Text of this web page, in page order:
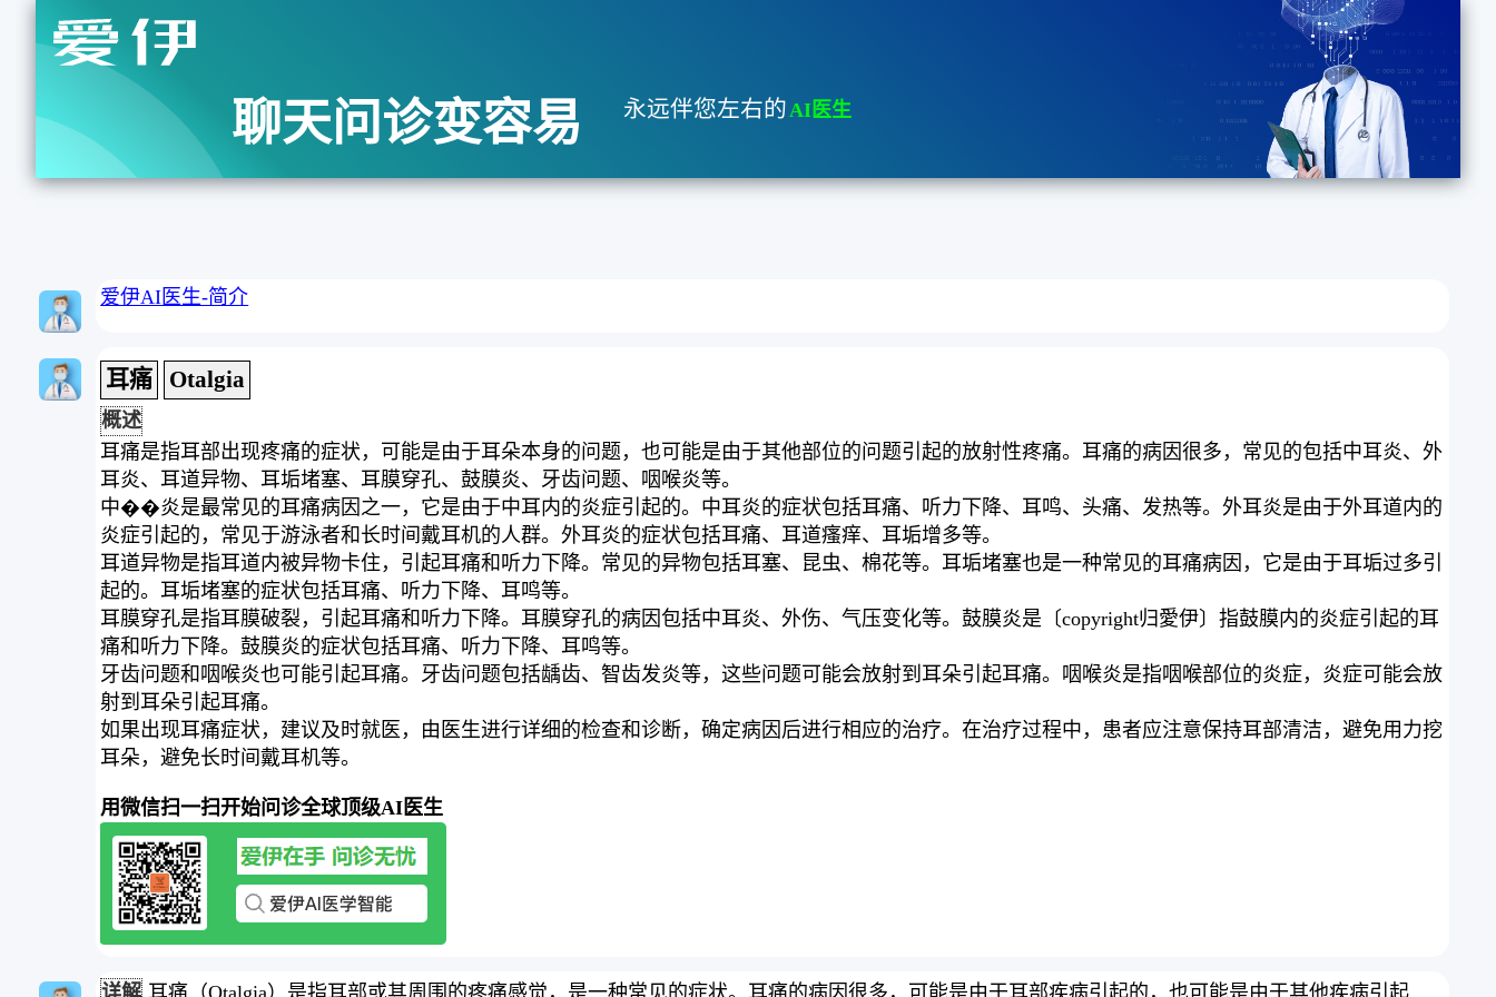
聊天问诊变容易 永远伴您左右的AI医生
爱伊AI医生-简介
耳痛 Otalgia
概述
耳痛是指耳部出现疼痛的症状，可能是由于耳朵本身的问题，也可能是由于其他部位的问题引起的放射性疼痛。耳痛的病因很多，常见的包括中耳炎、外
耳炎、耳道异物、耳垢堵塞、耳膜穿孔、鼓膜炎、牙齿问题、咽喉炎等。
中��炎是最常见的耳痛病因之一，它是由于中耳内的炎症引起的。中耳炎的症状包括耳痛、听力下降、耳鸣、头痛、发热等。外耳炎是由于外耳道内的
炎症引起的，常见于游泳者和长时间戴耳机的人群。外耳炎的症状包括耳痛、耳道瘙痒、耳垢增多等。
耳道异物是指耳道内被异物卡住，引起耳痛和听力下降。常见的异物包括耳塞、昆虫、棉花等。耳垢堵塞也是一种常见的耳痛病因，它是由于耳垢过多引
起的。耳垢堵塞的症状包括耳痛、听力下降、耳鸣等。
耳膜穿孔是指耳膜破裂，引起耳痛和听力下降。耳膜穿孔的病因包括中耳炎、外伤、气压变化等。鼓膜炎是〔copyright归愛伊〕指鼓膜内的炎症引起的耳
痛和听力下降。鼓膜炎的症状包括耳痛、听力下降、耳鸣等。
牙齿问题和咽喉炎也可能引起耳痛。牙齿问题包括龋齿、智齿发炎等，这些问题可能会放射到耳朵引起耳痛。咽喉炎是指咽喉部位的炎症，炎症可能会放
射到耳朵引起耳痛。
如果出现耳痛症状，建议及时就医，由医生进行详细的检查和诊断，确定病因后进行相应的治疗。在治疗过程中，患者应注意保持耳部清洁，避免用力挖
耳朵，避免长时间戴耳机等。
用微信扫一扫开始问诊全球顶级AI医生
详解 耳痛（Otalgia）是指耳部或其周围的疼痛感觉，是一种常见的症状。耳痛的病因很多，可能是由于耳部疾病引起的，也可能是由于其他疾病引起